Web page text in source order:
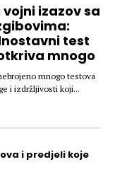
vojni izazov sa
test
mnogo
mnogo testova
i izdržljivosti koji...
i predjeli koje